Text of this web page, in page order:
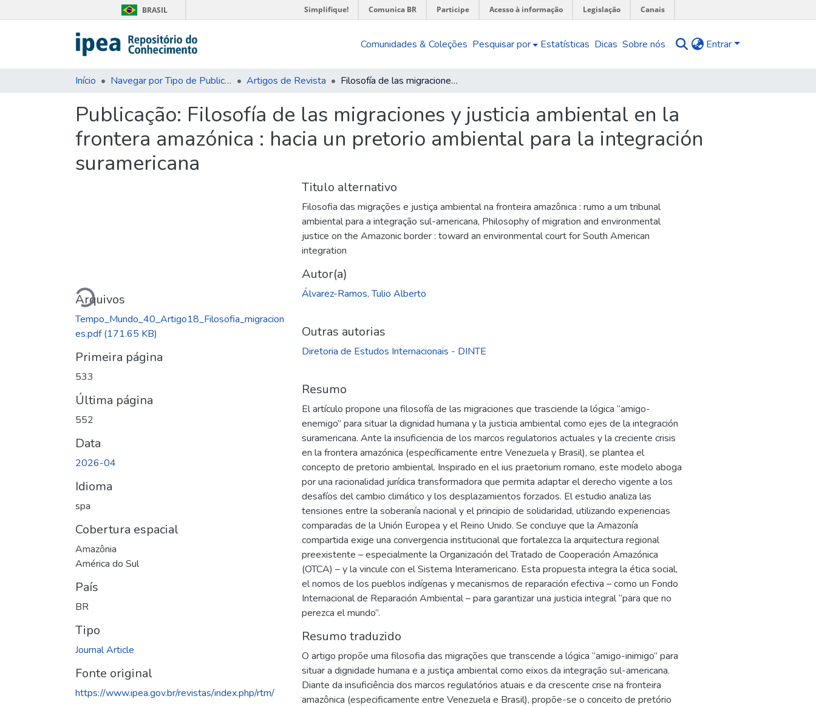
BRASIL Simplifique! Comunica BR Participe Acesso à informação Legislação Canais
Comunidades & Coleções Pesquisar por Estatísticas Dicas Sobre nós Entrar
Início Navegar por Tipo de Publicação Artigos de Revista Filosofía de las migraciones y justicia ambiental en la frontera amazónica : hacia un pretorio ambiental para la integración suramericana
Publicação: Filosofía de las migraciones y justicia ambiental en la
frontera amazónica : hacia un pretorio ambiental para la integración
suramericana
Carregando...
Arquivos
Tempo_Mundo_40_Artigo18_Filosofia_migracion
es.pdf(171.65 KB)
Primeira página
533
Última página
552
Data
2026-04
Idioma
spa
Cobertura espacial
Amazônia
América do Sul
País
BR
Tipo
Journal Article
Fonte original
https://www.ipea.gov.br/revistas/index.php/rtm/
Titulo alternativo
Filosofia das migrações e justiça ambiental na fronteira amazônica : rumo a um tribunal
ambiental para a integração sul-americana, Philosophy of migration and environmental
justice on the Amazonic border : toward an environmental court for South American
integration
Autor(a)
Álvarez-Ramos, Tulio Alberto
Outras autorias
Diretoria de Estudos Internacionais - DINTE
Resumo
El artículo propone una filosofía de las migraciones que trasciende la lógica “amigo-
enemigo” para situar la dignidad humana y la justicia ambiental como ejes de la integración
suramericana. Ante la insuficiencia de los marcos regulatorios actuales y la creciente crisis
en la frontera amazónica (específicamente entre Venezuela y Brasil), se plantea el
concepto de pretorio ambiental. Inspirado en el ius praetorium romano, este modelo aboga
por una racionalidad jurídica transformadora que permita adaptar el derecho vigente a los
desafíos del cambio climático y los desplazamientos forzados. El estudio analiza las
tensiones entre la soberanía nacional y el principio de solidaridad, utilizando experiencias
comparadas de la Unión Europea y el Reino Unido. Se concluye que la Amazonía
compartida exige una convergencia institucional que fortalezca la arquitectura regional
preexistente – especialmente la Organización del Tratado de Cooperación Amazónica
(OTCA) – y la vincule con el Sistema Interamericano. Esta propuesta integra la ética social,
el nomos de los pueblos indígenas y mecanismos de reparación efectiva – como un Fondo
Internacional de Reparación Ambiental – para garantizar una justicia integral “para que no
perezca el mundo”.
Resumo traduzido
O artigo propõe uma filosofia das migrações que transcende a lógica “amigo-inimigo” para
situar a dignidade humana e a justiça ambiental como eixos da integração sul-americana.
Diante da insuficiência dos marcos regulatórios atuais e da crescente crise na fronteira
amazônica (especificamente entre Venezuela e Brasil), propõe-se o conceito de pretório